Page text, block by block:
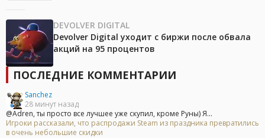
DEVOLVER DIGITAL
Devolver Digital уходит с биржи после обвала
акций на 95 процентов
ПОСЛЕДНИЕ КОММЕНТАРИИ
Sanchez
28 минут назад
@Adren, ты просто все лучшее уже скупил, кроме Руны) Я...
Игроки рассказали, что распродажи Steam из праздника превратились
в очень небольшие скидки